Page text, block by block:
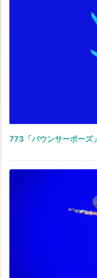
773「バウンサーポーズ」